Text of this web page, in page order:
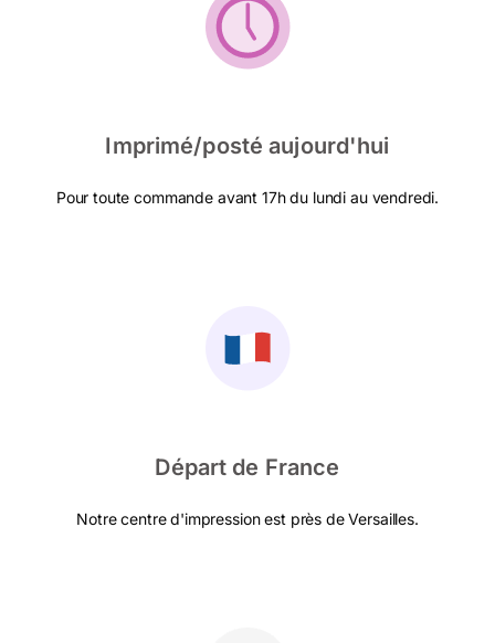
Imprimé/posté aujourd'hui
Pour toute commande avant 17h du lundi au vendredi.
Départ de France
Notre centre d'impression est près de Versailles.